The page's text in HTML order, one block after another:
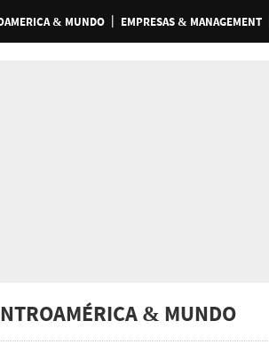
& MUNDO EMPRESAS & MANAGEMENT
& MUNDO